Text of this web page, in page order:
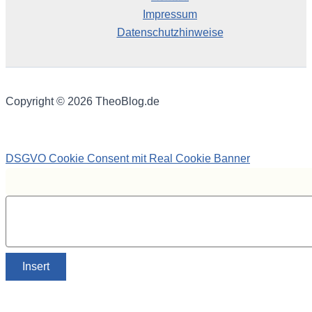
Impressum
Datenschutzhinweise
Copyright © 2026 TheoBlog.de
DSGVO Cookie Consent mit Real Cookie Banner
Insert